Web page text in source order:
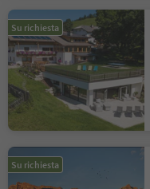
Su richiesta
Su richiesta